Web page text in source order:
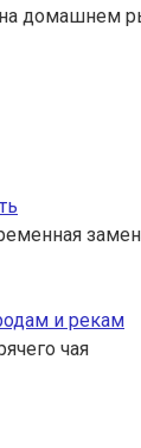
домашнем
и рекам
чая